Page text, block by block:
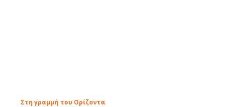
Στη γραμμή του Ορίζοντα